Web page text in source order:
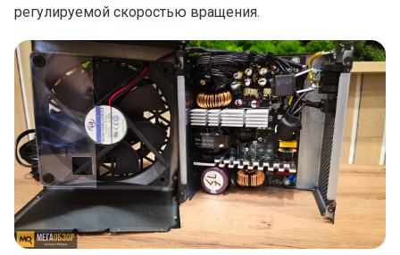
регулируемой скоростью вращения.